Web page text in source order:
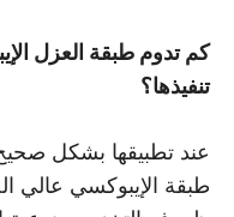
كم تدوم طبقة العزل
تنفيذها؟
عند تطبيقها بشكل